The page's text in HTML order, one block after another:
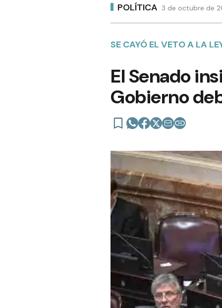
POLÍTICA 3 de octubre de
SE CAYÓ EL VETO A LA
El Senado
Gobierno